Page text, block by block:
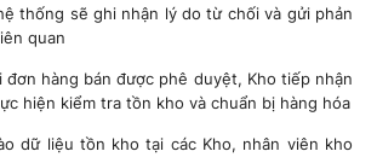
thống sẽ ghi nhận lý do từ chối và gửi phản
quan
đơn hàng bán được phê duyệt, Kho tiếp nhận
hiện kiểm tra tồn kho và chuẩn bị hàng hóa
dữ liệu tồn kho tại các Kho, nhân viên kho